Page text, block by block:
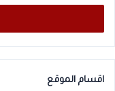
الإلكتروني
اقسام الموقع